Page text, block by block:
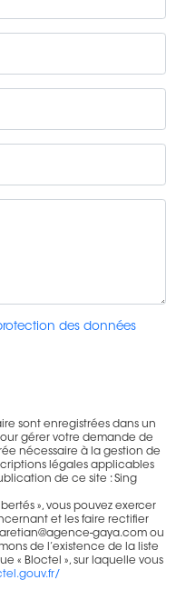
des données
sont enregistrées dans un
gérer votre demande de
nécessaire à la gestion de
légales applicables
de ce site : Sing
», vous pouvez exercer
et les faire rectifier
gaya.com ou
de l’existence de la liste
« Bloctel », sur laquelle vous